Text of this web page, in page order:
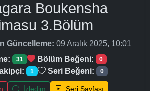
Boukensha
3.Bölüm
Güncelleme: 09 Aralık 2025, 10:01
31 Bölüm Beğeni: 0
1 Seri Beğeni: 0
İzledim Seri Sayfası